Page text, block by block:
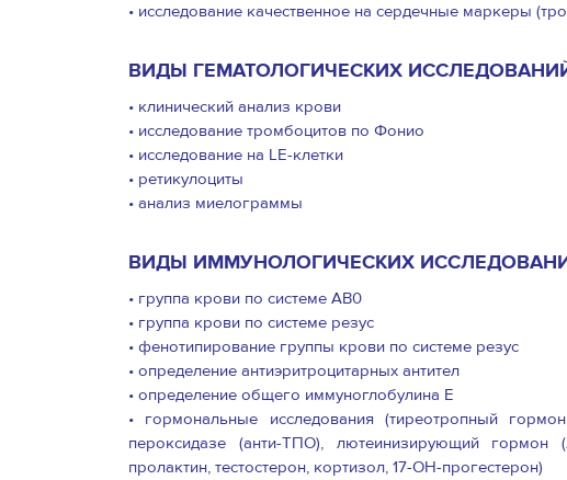
• исследование качественное на сердечные маркеры
ВИДЫ ГЕМАТОЛОГИЧЕСКИХ
• клинический анализ крови
• исследование тромбоцитов по Фонио
• исследование на LE-клетки
• ретикулоциты
• анализ миелограммы
ВИДЫ ИММУНОЛОГИЧЕСКИХ
• группа крови по системе АВ0
• группа крови по системе резус
• фенотипирование группы крови по системе резус
• определение антиэритроцитарных антител
• определение общего иммуноглобулина Е
• гормональные исследования (тиреотропный
пероксидазе (анти-ТПО), лютеинизирующий
пролактин, тестостерон, кортизол, 17-ОН-прогестерон)